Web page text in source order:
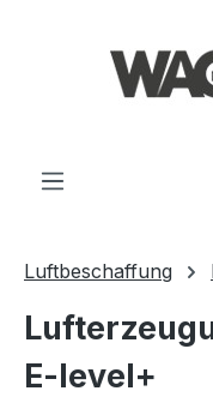
Luftbeschaffung
E-level+